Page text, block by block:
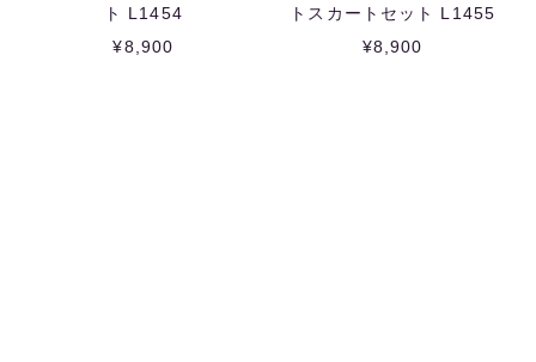
ト L1454
¥8,900
トスカートセット L1455
¥8,900